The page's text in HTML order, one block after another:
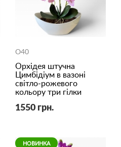
O40
Орхідея штучна
Цимбідіум в вазоні
світло-рожевого
кольору три гілки
1550 грн.
НОВИНКА